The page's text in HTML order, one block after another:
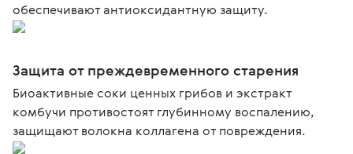
обеспечивают антиоксидантную защиту.
Защита от преждевременного старения
Биоактивные соки ценных грибов и экстракт
комбучи противостоят глубинному воспалению,
защищают волокна коллагена от повреждения.